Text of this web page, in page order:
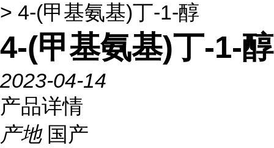
> 4-(甲基氨基)丁-1-醇
4-(甲基氨基)丁-1-醇
2023-04-14
产品详情
产地 国产